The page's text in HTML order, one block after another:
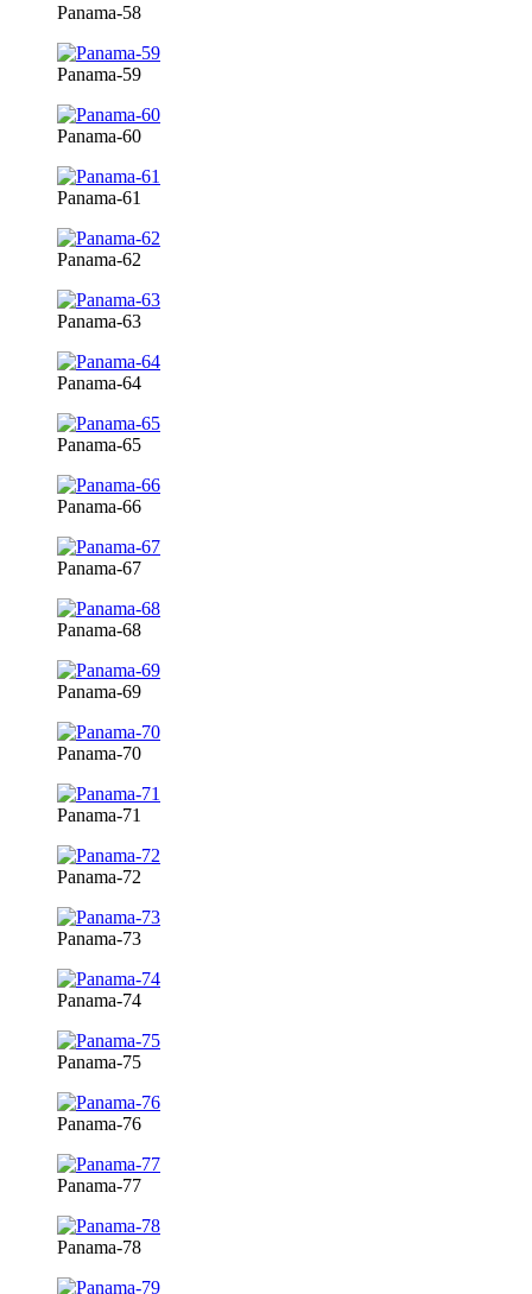
Panama-58
Panama-59
Panama-60
Panama-61
Panama-62
Panama-63
Panama-64
Panama-65
Panama-66
Panama-67
Panama-68
Panama-69
Panama-70
Panama-71
Panama-72
Panama-73
Panama-74
Panama-75
Panama-76
Panama-77
Panama-78